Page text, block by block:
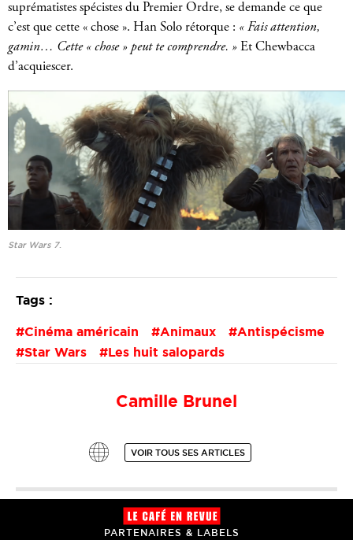
suprématistes spécistes du Premier Ordre, se demande ce que
c’est que cette « chose ». Han Solo rétorque : « Fais attention,
gamin… Cette « chose » peut te comprendre. » Et Chewbacca
d’acquiescer.
Star Wars 7.
Tags :
Cinéma américain Animaux
Antispécisme
Star Wars
Les huit salopards
Camille Brunel
VOIR TOUS SES ARTICLES
PARTENAIRES & LABELS